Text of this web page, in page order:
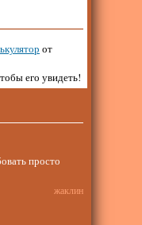
от
его увидеть!
просто
жаклин